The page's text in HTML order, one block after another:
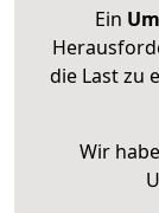
Ein
die Last zu
Wir